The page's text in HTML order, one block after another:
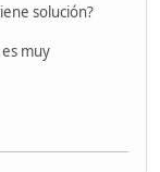
solución?
muy